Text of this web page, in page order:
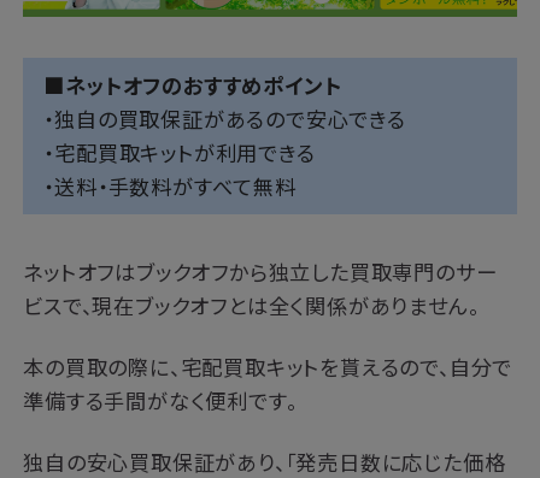
■ネットオフのおすすめポイント
・独自の買取保証があるので安心できる
・宅配買取キットが利用できる
・送料・手数料がすべて無料
ネットオフはブックオフから独立した買取専門のサー
ビスで、現在ブックオフとは全く関係がありません。
本の買取の際に、宅配買取キットを貰えるので、自分で
準備する手間がなく便利です。
独自の安心買取保証があり、「発売日数に応じた価格